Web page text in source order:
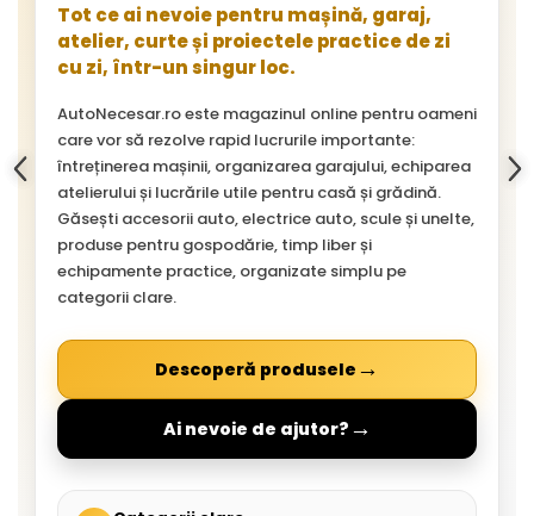
Tot ce ai nevoie pentru mașină, garaj,
atelier, curte și proiectele practice de zi
cu zi, într-un singur loc.
AutoNecesar.ro este magazinul online pentru oameni
care vor să rezolve rapid lucrurile importante:
întreținerea mașinii, organizarea garajului, echiparea
atelierului și lucrările utile pentru casă și grădină.
Găsești accesorii auto, electrice auto, scule și unelte,
produse pentru gospodărie, timp liber și
echipamente practice, organizate simplu pe
categorii clare.
Descoperă produsele →
Ai nevoie de ajutor? →